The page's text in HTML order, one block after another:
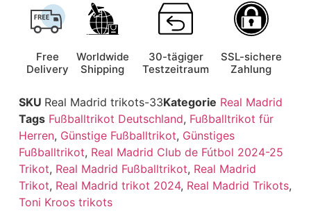
Free
Delivery
Worldwide
Shipping
30-tägiger
Testzeitraum
SSL-sichere
Zahlung
SKU Real Madrid trikots-33Kategorie Real Madrid
Tags Fußballtrikot Deutschland, Fußballtrikot für
Herren, Günstige Fußballtrikot, Günstiges
Fußballtrikot, Real Madrid Club de Fútbol 2024-25
Trikot, Real Madrid Fußballtrikot, Real Madrid
Trikot, Real Madrid trikot 2024, Real Madrid Trikots,
Toni Kroos trikots